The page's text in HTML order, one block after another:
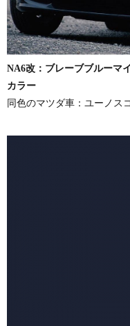
NA6改：ブレーブブルーマ
カラー
同色のマツダ車：ユーノス